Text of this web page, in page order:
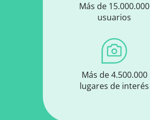
Más de 15.000.000
usuarios
Más de 4.500.000
lugares de interés